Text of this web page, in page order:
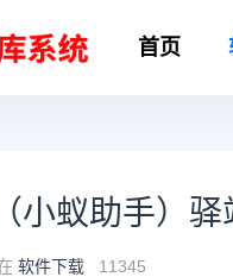
首页
小蚁助手）
软件下载 11345